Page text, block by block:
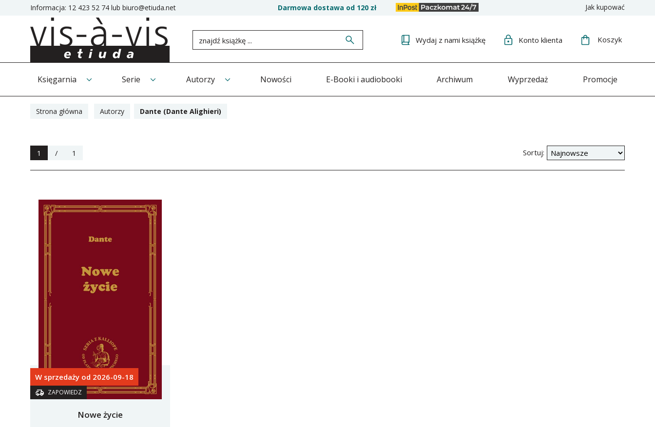
Informacja: 12 423 52 74 lub biuro@etiuda.net Darmowa dostawa od 120 zł Jak kupować
Wydaj z nami książkę Konto klienta Koszyk
Księgarnia Serie Autorzy Nowości E-Booki i audiobooki Archiwum Wyprzedaż Promocje
Strona główna Autorzy Dante (Dante Alighieri)
1 / 1 Sortuj:
ZAPOWIEDZ
W sprzedaży od 2026-09-18
Nowe życie